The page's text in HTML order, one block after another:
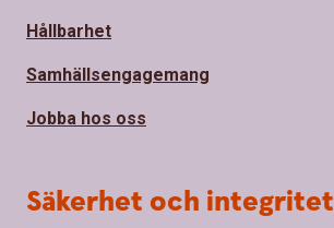
Hållbarhet
Samhällsengagemang
Jobba hos oss
Säkerhet och integritet